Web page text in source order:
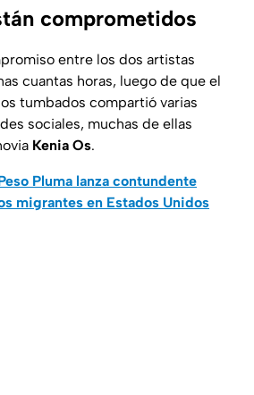
comprometidos
entre los dos artistas
cuantas horas, luego de que el
tumbados compartió varias
sociales, muchas de ellas
Kenia Os.
Pluma lanza contundente
migrantes en Estados Unidos